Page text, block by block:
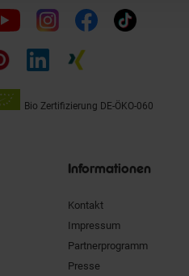
Bio Zertifizierung DE-ÖKO-060
Informationen
Kontakt
Impressum
Partnerprogramm
Presse